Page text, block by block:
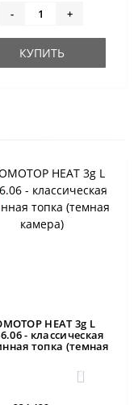
- +
КУПИТЬ
HEAT 3g L
- классическая
топка (темная
0